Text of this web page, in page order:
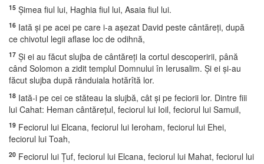
15 Şimea fiul lui, Haghia fiul lui, Asaia fiul lui.
16 Iată şi pe acei pe care i-a aşezat David peste cântăreţi, după
ce chivotul legii aflase loc de odihnă,
17 Şi ei au făcut slujba de cântăreţi la cortul descoperirii, până
când Solomon a zidit templul Domnului în Ierusalim. Şi ei şi-au
făcut slujba după rânduiala hotărîtă lor.
18 Iată-i pe cei ce stăteau la slujbă, cât şi pe feciorii lor. Dintre fiii
lui Cahat: Heman cântăreţul, feciorul lui Ioil, feciorul lui Samuil,
19 Feciorul lui Elcana, feciorul lui Ieroham, feciorul lui Ehei,
feciorul lui Toah,
20 Feciorul lui Ţuf, feciorul lui Elcana, feciorul lui Mahat, feciorul lui